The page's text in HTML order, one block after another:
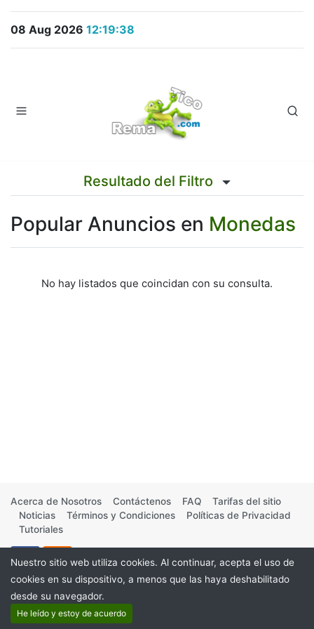
08 Aug 2026 12:19:38
Resultado del Filtro
Popular Anuncios en Monedas
No hay listados que coincidan con su consulta.
Acerca de Nosotros Contáctenos FAQ
Tarifas del sitio
Noticias
Términos y Condiciones
Políticas de Privacidad
Tutoriales
Nuestro sitio web utiliza cookies. Al continuar, acepta el uso de
cookies en su dispositivo, a menos que las haya deshabilitado
desde su navegador.
He leído y estoy de acuerdo